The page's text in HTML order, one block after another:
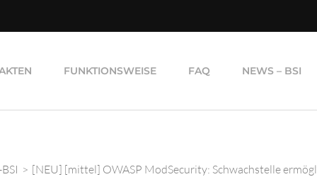
FUNKTIONSWEISE FAQ NEWS – BSI
> [NEU] [mittel] OWASP ModSecurity: Schwachstelle